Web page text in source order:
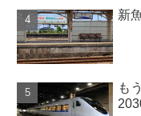
新
も